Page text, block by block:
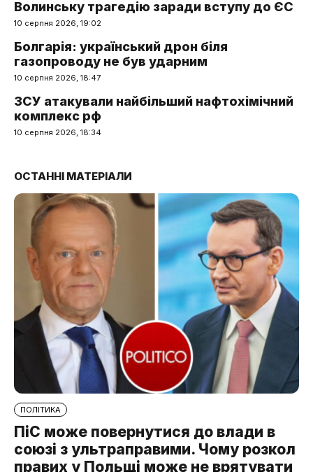
Волинську трагедію заради вступу до ЄС
10 серпня 2026, 19:02
Болгарія: український дрон біля
газопроводу не був ударним
10 серпня 2026, 18:47
ЗСУ атакували найбільший нафтохімічний
комплекс рф
10 серпня 2026, 18:34
ОСТАННІ МАТЕРІАЛИ
ПОЛІТИКА
ПіС може повернутися до влади в
союзі з ультраправими. Чому розкол
правих у Польщі може не врятувати